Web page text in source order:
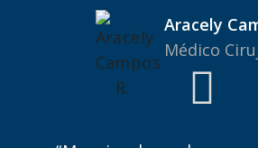
Aracely
Médico